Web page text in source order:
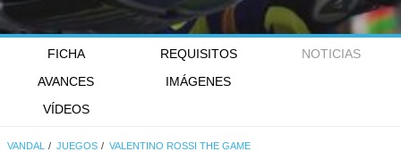
FICHA REQUISITOS
NOTICIAS
AVANCES
IMÁGENES
VÍDEOS
VANDAL JUEGOS VALENTINO ROSSI THE GAME